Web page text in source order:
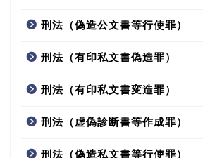
刑法（偽造公文書等行使罪）
刑法（有印私文書偽造罪）
刑法（有印私文書変造罪）
刑法（虚偽診断書等作成罪）
刑法（偽造私文書等行使罪）